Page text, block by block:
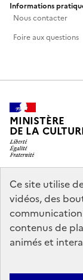
Ce site utilise
vidéos, des
communication
contenus de
animés et
Informations
Nous contacter
Foire aux questions
MINISTÈRE
DE LA
legifrance.gouv.fr
service-
Politique